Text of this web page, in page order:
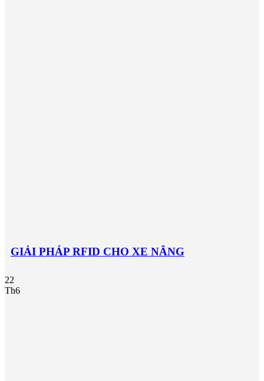
GIẢI PHÁP RFID CHO XE NÂNG
22
Th6